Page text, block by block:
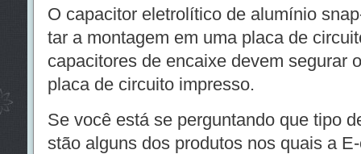
O capacitor eletrolítico de alumínio
tar a montagem em uma placa de
capacitores de encaixe devem segurar
placa de circuito impresso.
Se você está se perguntando que tipo
stão alguns dos produtos nos quais a